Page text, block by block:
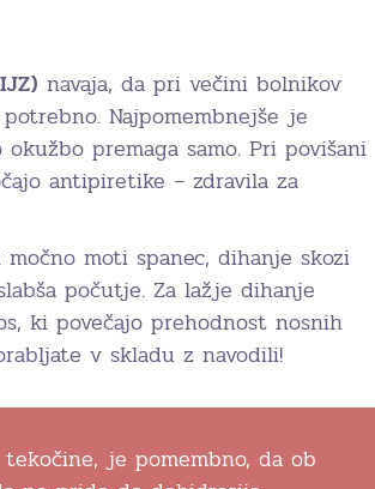
navaja, da pri večini bolnikov
Najpomembnejše je
premaga samo. Pri povišani
antipiretike – zdravila za
moti spanec, dihanje skozi
počutje. Za lažje dihanje
ki povečajo prehodnost nosnih
v skladu z navodili!
je pomembno, da ob